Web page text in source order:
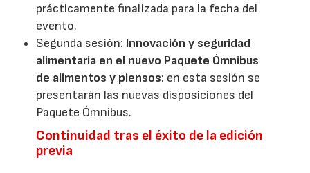
prácticamente finalizada para la fecha del
evento.
Segunda sesión: Innovación y seguridad
alimentaria en el nuevo Paquete Ómnibus
de alimentos y piensos: en esta sesión se
presentarán las nuevas disposiciones del
Paquete Ómnibus.
Continuidad tras el éxito de la edición
previa